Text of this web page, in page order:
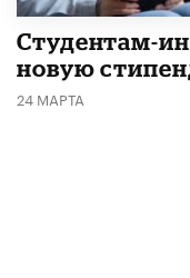
Студентам-
новую
24 МАРТА